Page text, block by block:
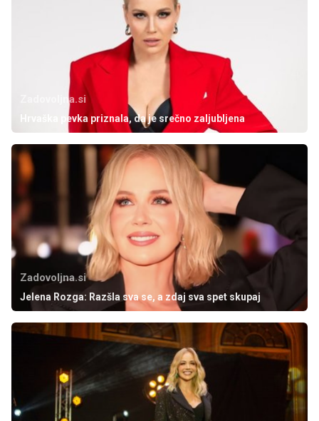
Zadovoljna.si
Hrvaška pevka priznala, da je srečno zaljubljena
Zadovoljna.si
Jelena Rozga: Razšla sva se, a zdaj sva spet skupaj